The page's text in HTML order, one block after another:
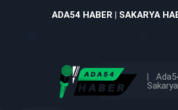
ADA54 HABER | SAKARYA
|